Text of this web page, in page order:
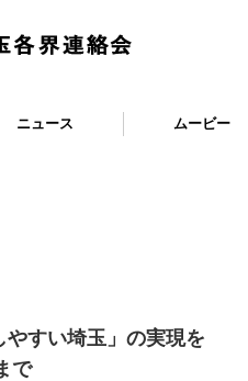
ニュース ムービー
やすい埼玉」の実現を
で